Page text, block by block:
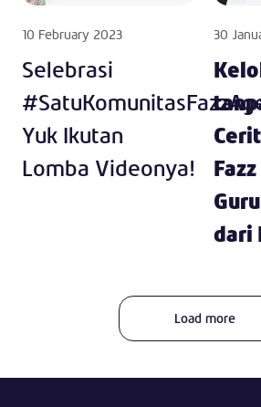
10 February 2023
Selebrasi
Yuk Ikutan
Lomba Videonya!
30
dari
Load more